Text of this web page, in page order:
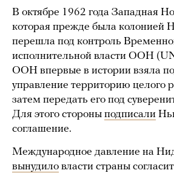
В октябре 1962 года Западная
которая прежде была колонией
перешла под контроль
исполнительной власти ООН
ООН впервые в истории взяла
управление территорию целого
затем передать его под
Для этого стороны подписали
соглашение.
Международное давление на
вынудило власти страны